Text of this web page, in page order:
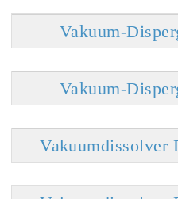
Vakuum-
Vakuum-